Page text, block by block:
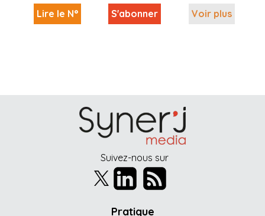
Lire le N° S'abonner Voir plus
Suivez-nous sur
Pratique